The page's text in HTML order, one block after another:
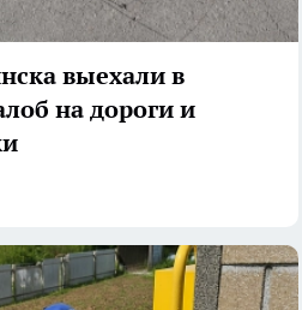
выехали в
на дороги и